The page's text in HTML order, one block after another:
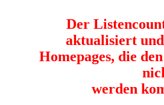
Der
aktualisiert und
Homepages, die
werden